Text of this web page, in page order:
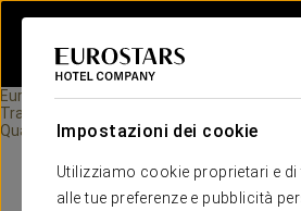
Impostazioni dei cookie
Utilizziamo cookie proprietari e
alle tue preferenze e pubblicità
Eurostars Hotel Company
Travel Rooms
Quaderni Di Viaggio